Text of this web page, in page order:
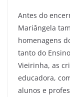
Antes do
Mariângela
homenagens
tanto do
Vieirinha, as
educadora,
alunos e